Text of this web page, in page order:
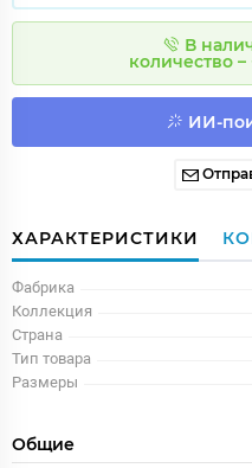
В
количество –
ИИ-
ХАРАКТЕРИСТИКИ
Фабрика
Коллекция
Страна
Тип товара
Размеры
Общие